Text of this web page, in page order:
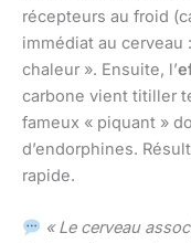
récepteurs au froid
immédiat au cerveau
chaleur ». Ensuite, l’
carbone vient titiller
fameux « piquant »
d’endorphines.
rapide.
« Le cerveau